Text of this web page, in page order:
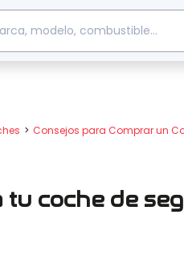
Consejos para Comprar un
coche de